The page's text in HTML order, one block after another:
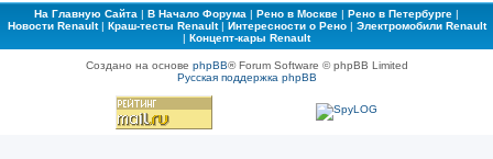
На Главную Сайта | В Начало Форума | Рено в Москве | Рено в Петербурге |
Новости Renault| Краш-тесты Renault| Интересности о Рено| Электромобили Renault
| Концепт-кары Renault
Создано на основе phpBB® Forum Software © phpBB Limited
Русская поддержка phpBB